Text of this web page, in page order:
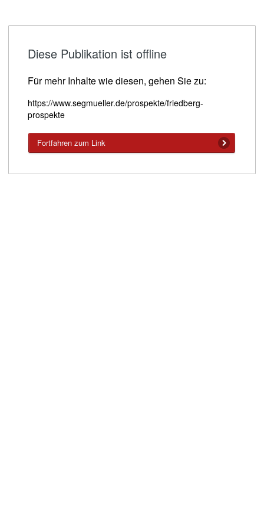
Diese Publikation ist offline
Für mehr Inhalte wie diesen, gehen Sie zu:
https://www.segmueller.de/prospekte/friedberg-
prospekte
Fortfahren zum Link